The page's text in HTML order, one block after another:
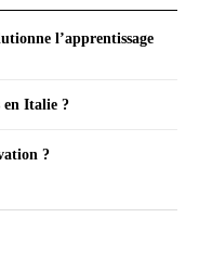
l’apprentissage
en Italie ?
?